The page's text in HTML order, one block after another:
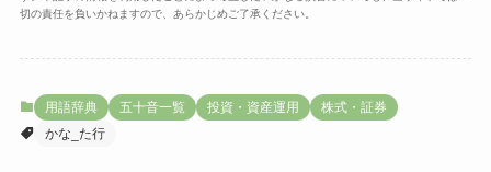
切の責任を負いかねますので、あらかじめご了承ください。
用語辞典 五十音一覧 投資・資産運用
株式・証券
かな_た行